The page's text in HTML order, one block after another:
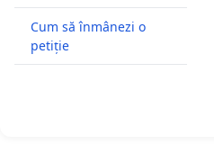
Cum să înmânezi o
petiție